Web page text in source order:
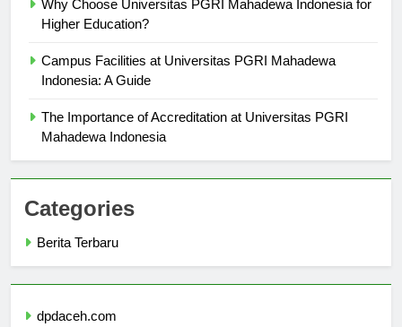
Why Choose Universitas PGRI Mahadewa Indonesia for
Higher Education?
Campus Facilities at Universitas PGRI Mahadewa
Indonesia: A Guide
The Importance of Accreditation at Universitas PGRI
Mahadewa Indonesia
Categories
Berita Terbaru
dpdaceh.com